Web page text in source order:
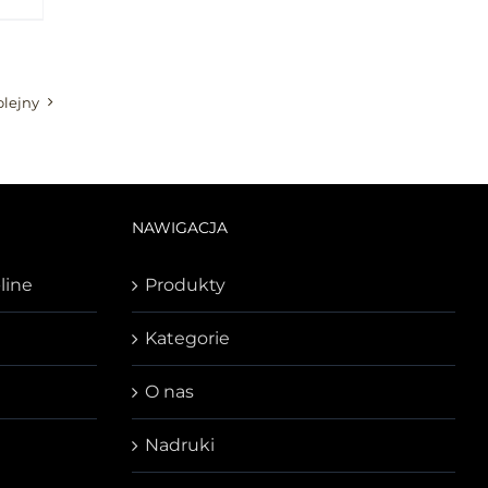
NAWIGACJA
Produkty
Kategorie
O nas
Nadruki